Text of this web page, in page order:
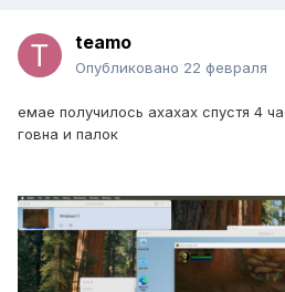
teamo
Опубликовано 22 февраля
емае получилось ахахах спустя 4
говна и палок